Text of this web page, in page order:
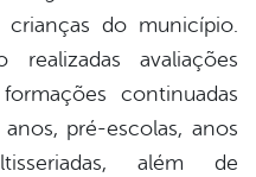
crianças do município.
realizadas avaliações
continuadas
pré-escolas, anos
além de